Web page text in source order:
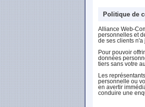
Politique de
Alliance Web-
personnelles et
de ses clients
Pour pouvoir
données
tiers sans votre
Les
personnelle ou
en avertir
conduire une